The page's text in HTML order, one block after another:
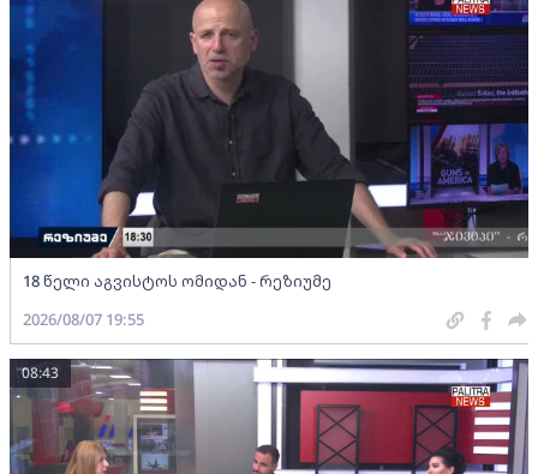
18 წელი აგვისტოს ომიდან - რეზიუმე
2026/08/07 19:55
08:43